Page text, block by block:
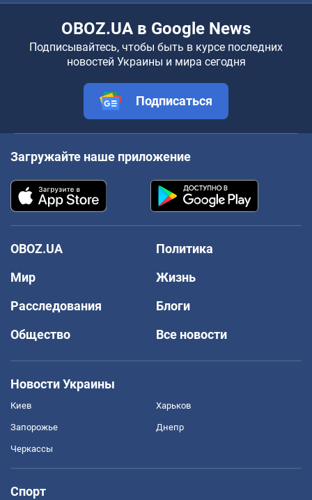
OBOZ.UA в Google News
Подписывайтесь, чтобы быть в курсе последних
новостей Украины и мира сегодня
Подписаться
Загружайте наше приложение
OBOZ.UA
Политика
Мир
Жизнь
Расследования
Блоги
Общество
Все новости
Новости Украины
Киев Харьков
Запорожье Днепр
Черкассы
Спорт